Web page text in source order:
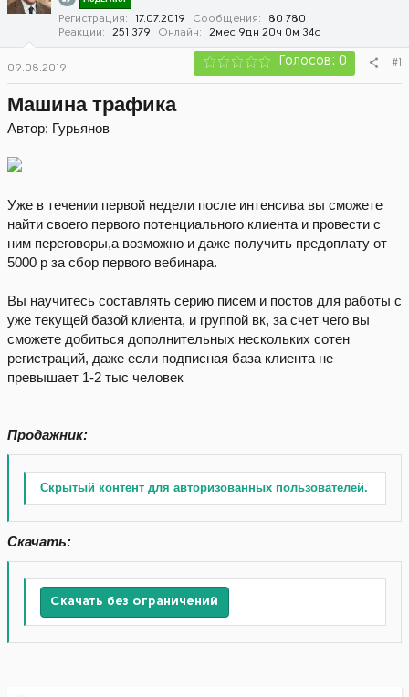
а
л
а
Регистрация 17.07.2019 Сообщения
80 780
Реакции
251 379 Онлайн 2мес 9дн 20ч 0м 34с
09.08.2019 Голосов: 0 #1
Машина трафика
Автор: Гурьянов
Уже в течении первой недели после интенсива вы сможете
найти своего первого потенциального клиента и провести с
ним переговоры,а возможно и даже получить предоплату от
5000 р за сбор первого вебинара.
Вы научитесь составлять серию писем и постов для работы с
уже текущей базой клиента, и группой вк, за счет чего вы
сможете добиться дополнительных нескольких сотен
регистраций, даже если подписная база клиента не
превышает 1-2 тыс человек
Продажник:
Скрытый контент для авторизованных пользователей.
Скачать:
Скачать без ограничений